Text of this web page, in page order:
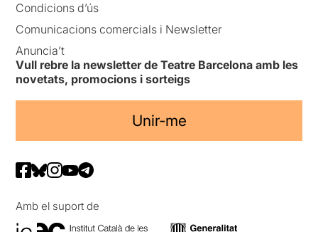
Condicions d’ús
Comunicacions comercials i Newsletter
Anuncia’t
Vull rebre la newsletter de Teatre Barcelona amb les
novetats, promocions i sorteigs
Unir-me
Amb el suport de